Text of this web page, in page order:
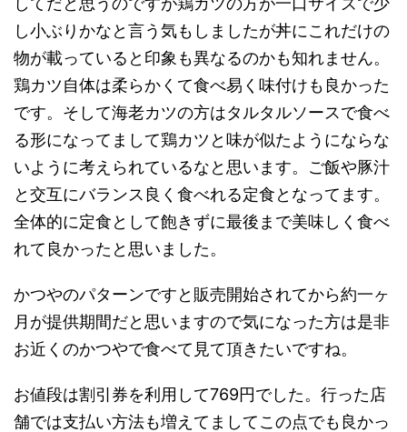
し小ぶりかなと言う気もしましたが丼にこれだけの
物が載っていると印象も異なるのかも知れません。
鶏カツ自体は柔らかくて食べ易く味付けも良かった
です。そして海老カツの方はタルタルソースで食べ
る形になってまして鶏カツと味が似たようにならな
いように考えられているなと思います。ご飯や豚汁
と交互にバランス良く食べれる定食となってます。
全体的に定食として飽きずに最後まで美味しく食べ
れて良かったと思いました。
かつやのパターンですと販売開始されてから約一ヶ
月が提供期間だと思いますので気になった方は是非
お近くのかつやで食べて見て頂きたいですね。
お値段は割引券を利用して769円でした。行った店
舗では支払い方法も増えてましてこの点でも良かっ